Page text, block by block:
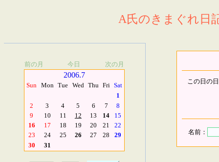
A氏のきまぐれ日
前の月 今日 次の月
2006.7
Sun Mon Tue Wed Thu Fri Sat
1
2
3 4 5 6 7
8
9
10 11 12 13 14
15
16
17 18 19 20 21
22
23
24 25 26 27 28
29
30
31
この日の
名前：